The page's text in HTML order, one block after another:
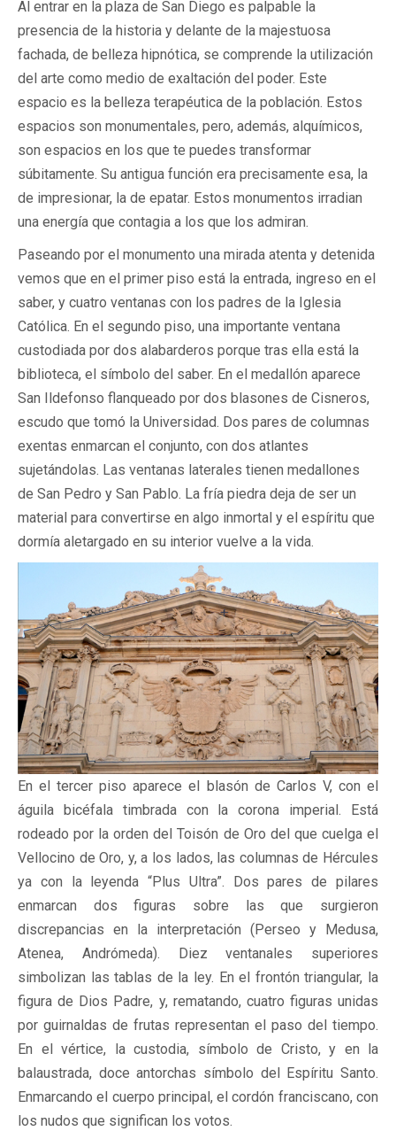
Al entrar en la plaza de San Diego es palpable la
presencia de la historia y delante de la majestuosa
fachada, de belleza hipnótica, se comprende la utilización
del arte como medio de exaltación del poder. Este
espacio es la belleza terapéutica de la población. Estos
espacios son monumentales, pero, además, alquímicos,
son espacios en los que te puedes transformar
súbitamente. Su antigua función era precisamente esa, la
de impresionar, la de epatar. Estos monumentos irradian
una energía que contagia a los que los admiran.
Paseando por el monumento una mirada atenta y detenida
vemos que en el primer piso está la entrada, ingreso en el
saber, y cuatro ventanas con los padres de la Iglesia
Católica. En el segundo piso, una importante ventana
custodiada por dos alabarderos porque tras ella está la
biblioteca, el símbolo del saber. En el medallón aparece
San Ildefonso flanqueado por dos blasones de Cisneros,
escudo que tomó la Universidad. Dos pares de columnas
exentas enmarcan el conjunto, con dos atlantes
sujetándolas. Las ventanas laterales tienen medallones
de San Pedro y San Pablo. La fría piedra deja de ser un
material para convertirse en algo inmortal y el espíritu que
dormía aletargado en su interior vuelve a la vida.
En el tercer piso aparece el blasón de Carlos V, con el
águila bicéfala timbrada con la corona imperial. Está
rodeado por la orden del Toisón de Oro del que cuelga el
Vellocino de Oro, y, a los lados, las columnas de Hércules
ya con la leyenda “Plus Ultra”. Dos pares de pilares
enmarcan dos figuras sobre las que surgieron
discrepancias en la interpretación (Perseo y Medusa,
Atenea, Andrómeda). Diez ventanales superiores
simbolizan las tablas de la ley. En el frontón triangular, la
figura de Dios Padre, y, rematando, cuatro figuras unidas
por guirnaldas de frutas representan el paso del tiempo.
En el vértice, la custodia, símbolo de Cristo, y en la
balaustrada, doce antorchas símbolo del Espíritu Santo.
Enmarcando el cuerpo principal, el cordón franciscano, con
los nudos que significan los votos.